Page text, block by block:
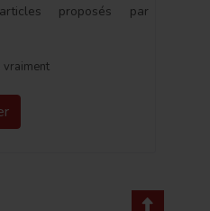
proposés par
vraiment